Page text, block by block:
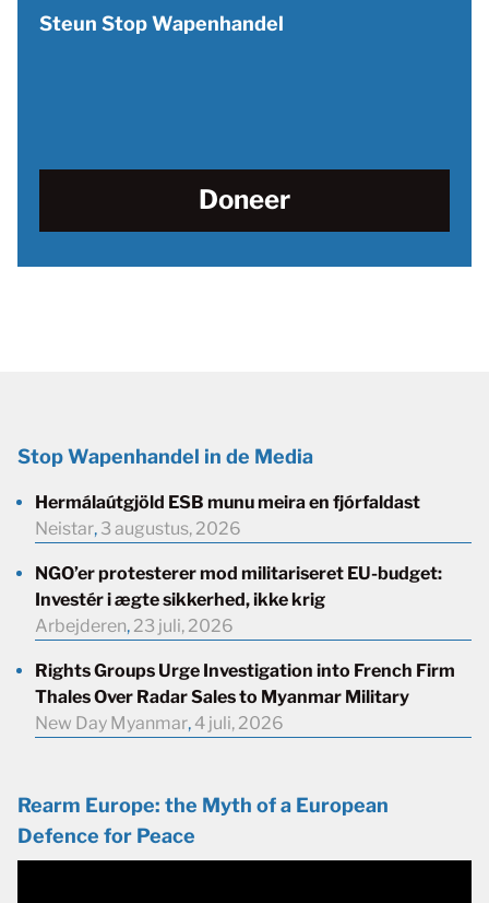
Steun Stop Wapenhandel
Doneer
Stop Wapenhandel in de Media
Hermálaútgjöld ESB munu meira en fjórfaldast
Neistar, 3 augustus, 2026
NGO’er protesterer mod militariseret EU-budget:
Investér i ægte sikkerhed, ikke krig
Arbejderen, 23 juli, 2026
Rights Groups Urge Investigation into French Firm
Thales Over Radar Sales to Myanmar Military
New Day Myanmar, 4 juli, 2026
Rearm Europe: the Myth of a European
Defence for Peace